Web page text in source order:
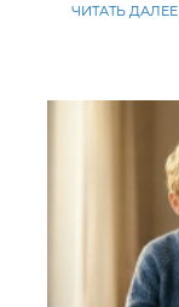
ЧИТАТЬ ДАЛЕЕ